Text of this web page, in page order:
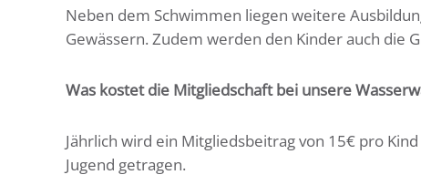
Neben dem Schwimmen liegen weitere
Gewässern. Zudem werden den Kinder auch die
Was kostet die Mitgliedschaft bei unsere
Jährlich wird ein Mitgliedsbeitrag von 15€ pro
Jugend getragen.